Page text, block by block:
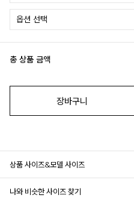
총 상품 금액
장바구니
상품 사이즈&모델 사이즈
나와 비슷한 사이즈 찾기